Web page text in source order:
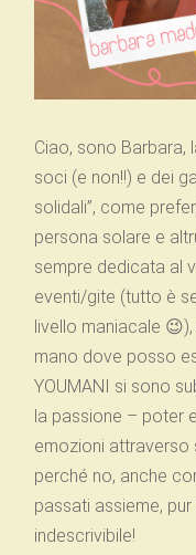
Ciao, sono Barbara,
soci (e non!!) e dei
solidali”, come
persona solare e
sempre dedicata al
eventi/gite (tutto è
livello maniacale
mano dove posso
YOUMANI si sono
la passione – poter
emozioni attraverso
perché no, anche
passati assieme,
indescrivibile!